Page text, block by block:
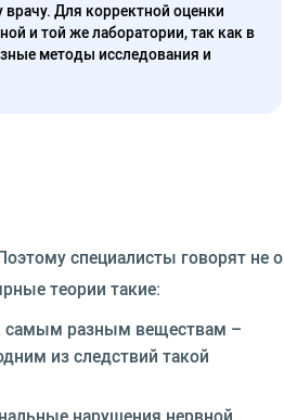
Для корректной оценки
и той же лаборатории, так как в
методы исследования и
специалисты говорят не о
теории такие:
самым разным веществам –
из следствий такой